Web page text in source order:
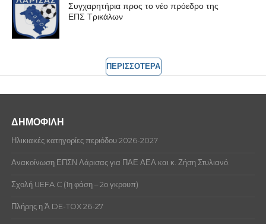
Συγχαρητήρια προς το νέο πρόεδρο της
ΕΠΣ Τρικάλων
ΠΕΡΙΣΣΟΤΕΡΑ
ΔΗΜΟΦΙΛΗ
Ηλικιακές κατηγορίες περιόδου 2026-2027
Ανακοίνωση ΕΠΣΝ Λάρισας για ΠΑΕ ΑΕΛ και κ. Ζήση Στυλιανό.
Σχολή UEFA C (1η φάση – 2ο γκρουπ)
Πλήρης η Ά DE-TOX 26-27